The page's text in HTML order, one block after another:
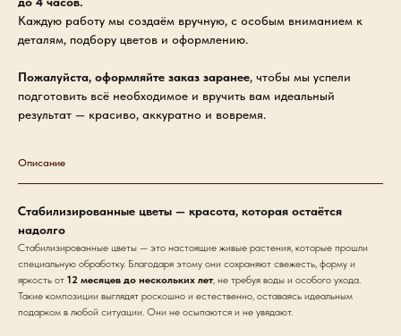
Каждую работу мы создаём вручную, с особым вниманием к
деталям, подбору цветов и оформлению.
Пожалуйста, оформляйте заказ заранее, чтобы мы успели
подготовить всё необходимое и вручить вам идеальный
результат — красиво, аккуратно и вовремя.
Описание
Стабилизированные цветы — красота, которая остаётся
надолго
Стабилизированные цветы — это настоящие живые растения, которые прошли
специальную обработку. Благодаря этому они сохраняют свежесть, форму и
яркость от 12 месяцев до нескольких лет, не требуя воды и особого ухода.
Такие композиции выглядят роскошно и естественно, оставаясь идеальным
подарком в любой ситуации. Они не осыпаются и не увядают.